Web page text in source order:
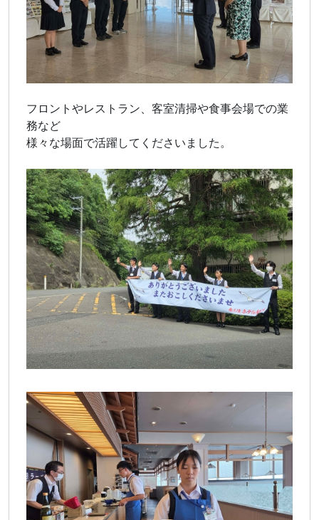
フロントやレストラン、客室清掃や食事会場での業
務など
様々な場面で活躍してくださいました。